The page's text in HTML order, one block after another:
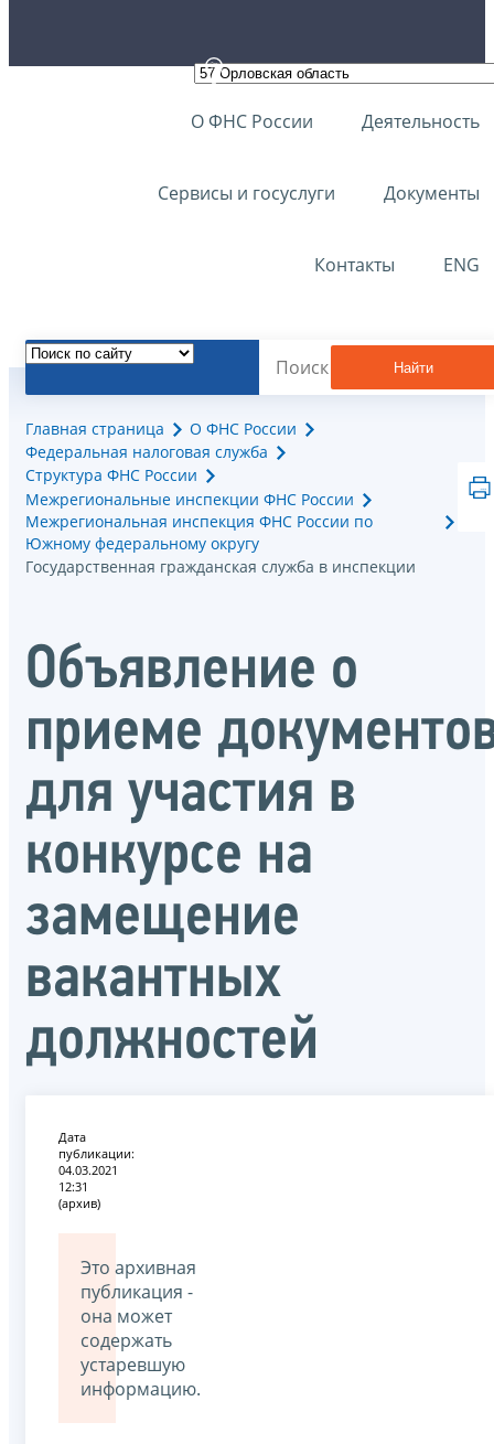
О ФНС России Деятельность
Сервисы и госуслуги Документы
Контакты ENG
Найти
Главная страница
О ФНС России
Федеральная налоговая служба
Структура ФНС России
Межрегиональные инспекции ФНС России
Межрегиональная инспекция ФНС России по
Южному федеральному округу
Государственная гражданская служба в инспекции
Объявление о
приеме
для участия в
конкурсе на
замещение
вакантных
должностей
Дата
публикации:
04.03.2021
12:31
(архив)
Это архивная
публикация -
она может
содержать
устаревшую
информацию.